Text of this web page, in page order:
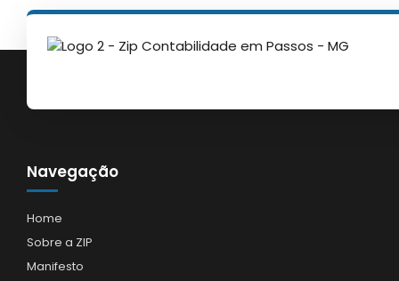
Navegação
Home
Sobre a ZIP
Manifesto